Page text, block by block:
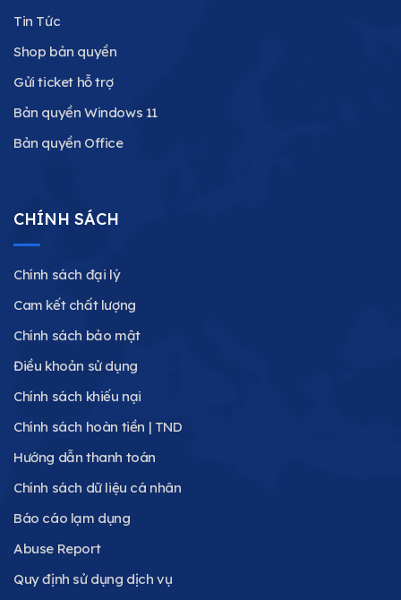
Tin Tức
Shop bản quyền
Gửi ticket hỗ trợ
Bản quyền Windows 11
Bản quyền Office
CHÍNH SÁCH
Chính sách đại lý
Cam kết chất lượng
Chính sách bảo mật
Điều khoản sử dụng
Chính sách khiếu nại
Chính sách hoàn tiền | TND
Hướng dẫn thanh toán
Chính sách dữ liệu cá nhân
Báo cáo lạm dụng
Abuse Report
Quy định sử dụng dịch vụ